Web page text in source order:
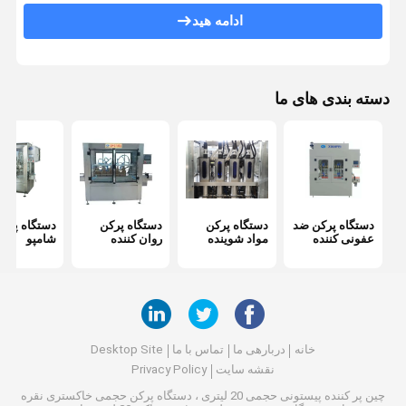
دستگاه پرکن روغن خوراکی
دستگاه برچسب زدن آستین کوچک
دستگاه آب بندی فویل آلومینیوم
ادامه هید
دسته بندی های ما
دستگاه پرکن ضد
عفونی کننده
دستگاه پرکن
مواد شوینده
دستگاه پرکن
روان کننده
دستگاه
شامپو
خانه دربارهی ما تماس با ما
Desktop Site
نقشه سایت
Privacy Policy
چین پر کننده پیستونی حجمی 20 لیتری ، دستگاه پرکن حجمی خاکستری نقره